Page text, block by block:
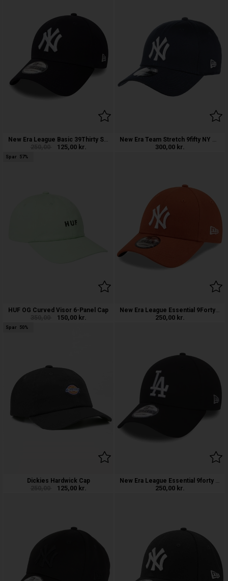
125,00 kr.
300,00 kr.
Spar 57%
HUF OG Curved Visor 6-Panel Cap
150,00 kr.
250,00 kr.
Spar 50%
Dickies Hardwick Cap
125,00 kr.
New Era League Essential 9forty LA Dod
250,00 kr.